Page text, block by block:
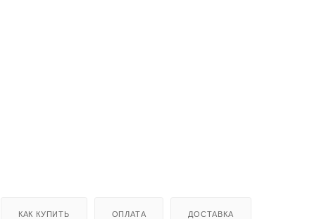
КАК КУПИТЬ ОПЛАТА ДОСТАВКА